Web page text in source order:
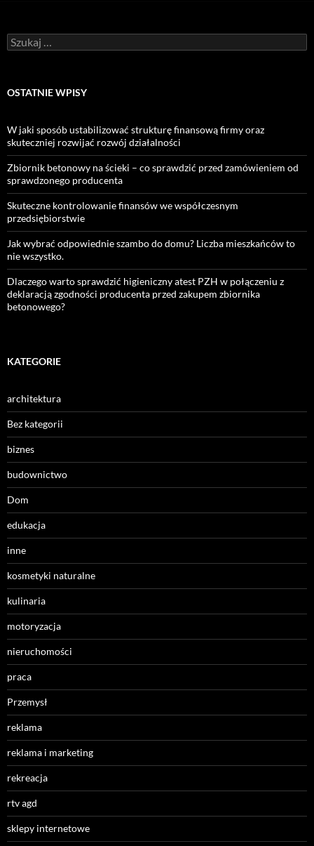
Szukaj:
OSTATNIE WPISY
W jaki sposób ustabilizować strukturę finansową firmy oraz
skuteczniej rozwijać rozwój działalności
Zbiornik betonowy na ścieki – co sprawdzić przed zamówieniem od
sprawdzonego producenta
Skuteczne kontrolowanie finansów we współczesnym
przedsiębiorstwie
Jak wybrać odpowiednie szambo do domu? Liczba mieszkańców to
nie wszystko.
Dlaczego warto sprawdzić higieniczny atest PZH w połączeniu z
deklaracją zgodności producenta przed zakupem zbiornika
betonowego?
KATEGORIE
architektura
Bez kategorii
biznes
budownictwo
Dom
edukacja
inne
kosmetyki naturalne
kulinaria
motoryzacja
nieruchomości
praca
Przemysł
reklama
reklama i marketing
rekreacja
rtv agd
sklepy internetowe